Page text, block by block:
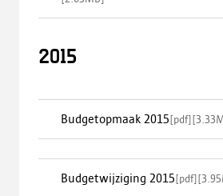
2015
Budgetopmaak 2015[pdf][
Budgetwijziging 2015[pdf][